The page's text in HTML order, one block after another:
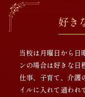
好き
当校は月曜日から日
ンの場合は好きな日
仕事、子育て、介護
イルに入れて通われ